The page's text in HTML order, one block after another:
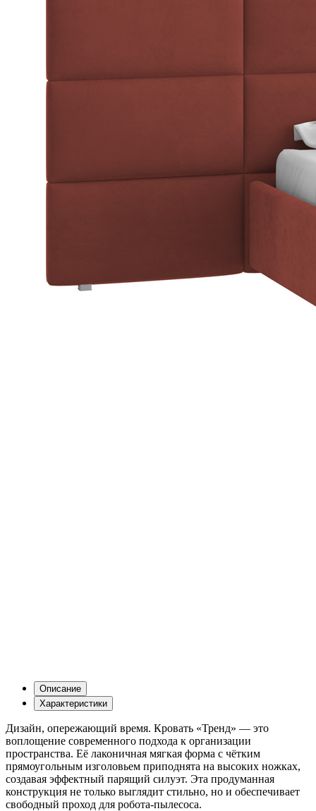
Описание
Характеристики
Дизайн, опережающий время. Кровать «Тренд» — это
воплощение современного подхода к организации
пространства. Её лаконичная мягкая форма с чётким
прямоугольным изголовьем приподнята на высоких ножках,
создавая эффектный парящий силуэт. Эта продуманная
конструкция не только выглядит стильно, но и обеспечивает
свободный проход для робота-пылесоса.